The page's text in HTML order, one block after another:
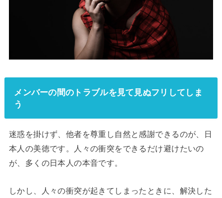
メンバーの間のトラブルを見て見ぬフリしてしま
う
迷惑を掛けず、他者を尊重し自然と感謝できるのが、日
本人の美徳です。人々の衝突をできるだけ避けたいの
が、多くの日本人の本音です。
しかし、人々の衝突が起きてしまったときに、解決した